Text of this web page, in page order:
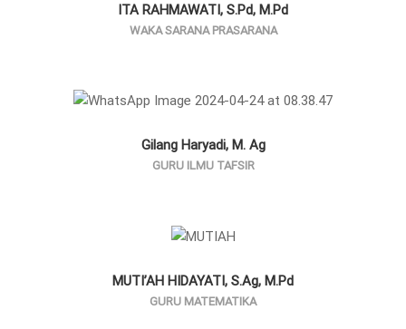
ITA RAHMAWATI, S.Pd, M.Pd
WAKA SARANA PRASARANA
Gilang Haryadi, M. Ag
GURU ILMU TAFSIR
MUTI’AH HIDAYATI, S.Ag, M.Pd
GURU MATEMATIKA